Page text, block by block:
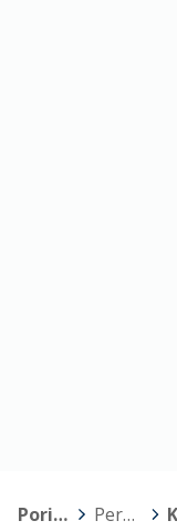
Porin kaupunki > Perusopetus >